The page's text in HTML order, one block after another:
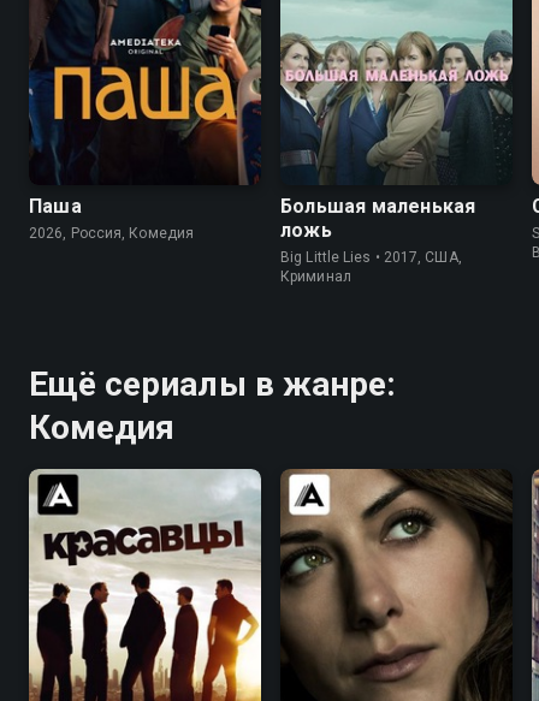
Паша
2026, Россия, Комедия
8.2 8.4
Большая маленькая
ложь
Big Little Lies • 2017, США,
Криминал
Ещё сериалы в жанре:
Комедия